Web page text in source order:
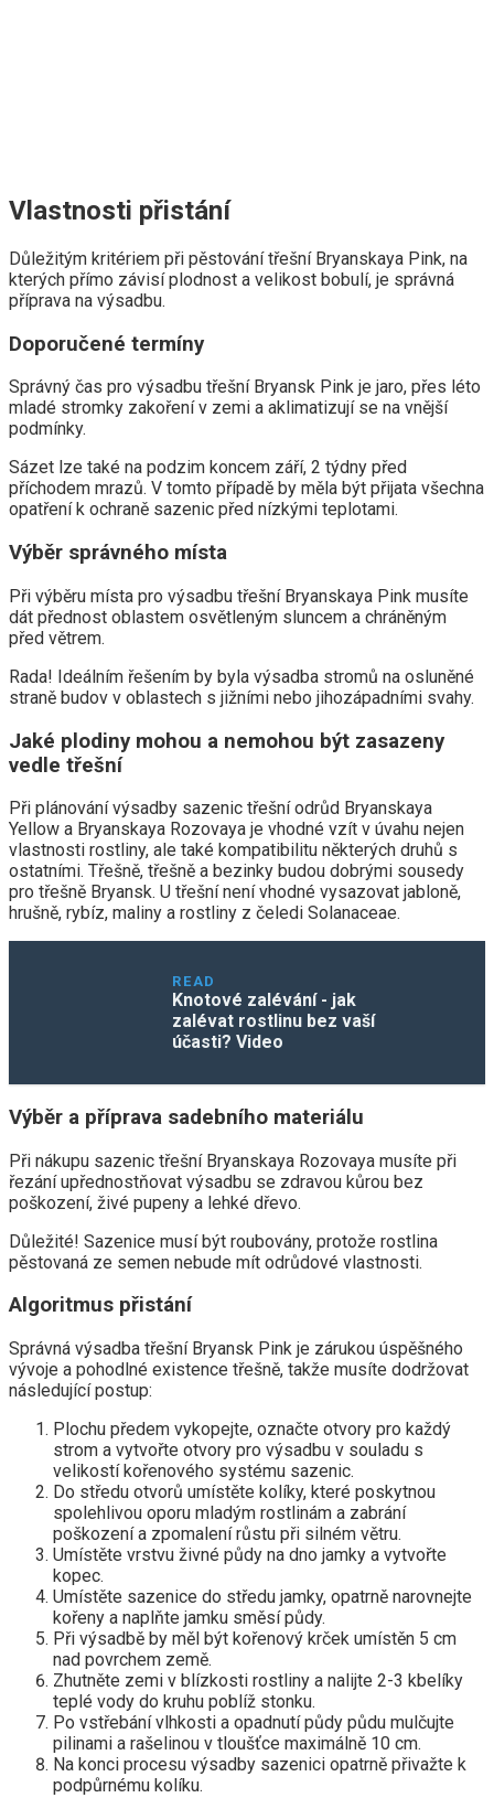
Vlastnosti přistání
Důležitým kritériem při pěstování třešní Bryanskaya Pink, na
kterých přímo závisí plodnost a velikost bobulí, je správná
příprava na výsadbu.
Doporučené termíny
Správný čas pro výsadbu třešní Bryansk Pink je jaro, přes léto
mladé stromky zakoření v zemi a aklimatizují se na vnější
podmínky.
Sázet lze také na podzim koncem září, 2 týdny před
příchodem mrazů. V tomto případě by měla být přijata všechna
opatření k ochraně sazenic před nízkými teplotami.
Výběr správného místa
Při výběru místa pro výsadbu třešní Bryanskaya Pink musíte
dát přednost oblastem osvětleným sluncem a chráněným
před větrem.
Rada! Ideálním řešením by byla výsadba stromů na osluněné
straně budov v oblastech s jižními nebo jihozápadními svahy.
Jaké plodiny mohou a nemohou být zasazeny
vedle třešní
Při plánování výsadby sazenic třešní odrůd Bryanskaya
Yellow a Bryanskaya Rozovaya je vhodné vzít v úvahu nejen
vlastnosti rostliny, ale také kompatibilitu některých druhů s
ostatními. Třešně, třešně a bezinky budou dobrými sousedy
pro třešně Bryansk. U třešní není vhodné vysazovat jabloně,
hrušně, rybíz, maliny a rostliny z čeledi Solanaceae.
READ
Knotové zalévání - jak
zalévat rostlinu bez vaší
účasti? Video
Výběr a příprava sadebního materiálu
Při nákupu sazenic třešní Bryanskaya Rozovaya musíte při
řezání upřednostňovat výsadbu se zdravou kůrou bez
poškození, živé pupeny a lehké dřevo.
Důležité! Sazenice musí být roubovány, protože rostlina
pěstovaná ze semen nebude mít odrůdové vlastnosti.
Algoritmus přistání
Správná výsadba třešní Bryansk Pink je zárukou úspěšného
vývoje a pohodlné existence třešně, takže musíte dodržovat
následující postup:
Plochu předem vykopejte, označte otvory pro každý
strom a vytvořte otvory pro výsadbu v souladu s
velikostí kořenového systému sazenic.
Do středu otvorů umístěte kolíky, které poskytnou
spolehlivou oporu mladým rostlinám a zabrání
poškození a zpomalení růstu při silném větru.
Umístěte vrstvu živné půdy na dno jamky a vytvořte
kopec.
Umístěte sazenice do středu jamky, opatrně narovnejte
kořeny a naplňte jamku směsí půdy.
Při výsadbě by měl být kořenový krček umístěn 5 cm
nad povrchem země.
Zhutněte zemi v blízkosti rostliny a nalijte 2-3 kbelíky
teplé vody do kruhu poblíž stonku.
Po vstřebání vlhkosti a opadnutí půdy půdu mulčujte
pilinami a rašelinou v tloušťce maximálně 10 cm.
Na konci procesu výsadby sazenici opatrně přivažte k
podpůrnému kolíku.